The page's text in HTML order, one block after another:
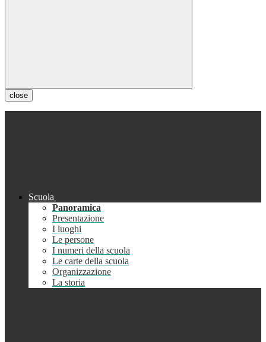
close
Scuola
Panoramica
Presentazione
I luoghi
Le persone
I numeri della scuola
Le carte della scuola
Organizzazione
La storia